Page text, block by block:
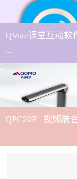
QVote课堂互动软
...
下载QVote授课软
动的质量直接影响
果与学生参与度。
打造的互动授课软
QVote 以 “让每一
QPC20F1 视频展